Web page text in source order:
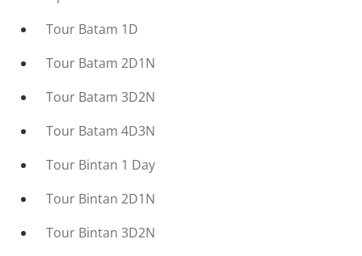
Tour Batam 1D
Tour Batam 2D1N
Tour Batam 3D2N
Tour Batam 4D3N
Tour Bintan 1 Day
Tour Bintan 2D1N
Tour Bintan 3D2N